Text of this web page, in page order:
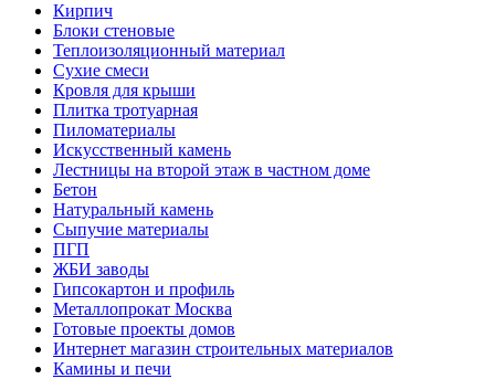
Кирпич
Блоки стеновые
Теплоизоляционный материал
Сухие смеси
Кровля для крыши
Плитка тротуарная
Пиломатериалы
Искусственный камень
Лестницы на второй этаж в частном доме
Бетон
Натуральный камень
Сыпучие материалы
ПГП
ЖБИ заводы
Гипсокартон и профиль
Металлопрокат Москва
Готовые проекты домов
Интернет магазин строительных материалов
Камины и печи